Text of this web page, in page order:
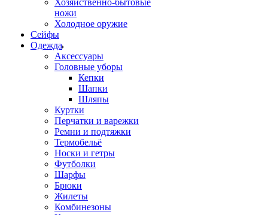
Хозяйственно-бытовые
ножи
Холодное оружие
Сейфы
Одежда
Аксессуары
Головные уборы
Кепки
Шапки
Шляпы
Куртки
Перчатки и варежки
Ремни и подтяжки
Термобельё
Носки и гетры
Футболки
Шарфы
Брюки
Жилеты
Комбинезоны